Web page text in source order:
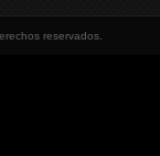
reservados.